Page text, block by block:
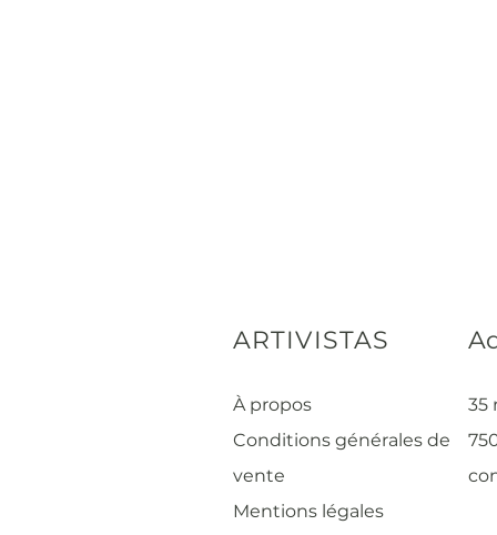
ARTIVISTAS
À propos
Conditions générales de
vente
Mentions légales
35